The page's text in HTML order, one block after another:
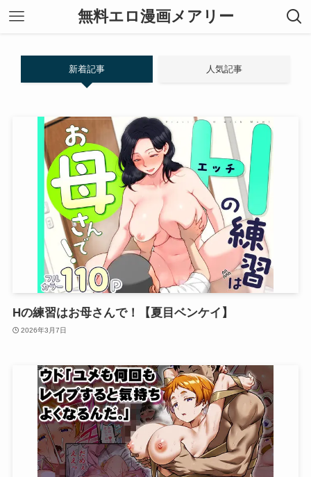
無料エロ漫画メアリー
新着記事 人気記事
Hの練習はお母さんで！【夏目ベンケイ】
2026年3月7日